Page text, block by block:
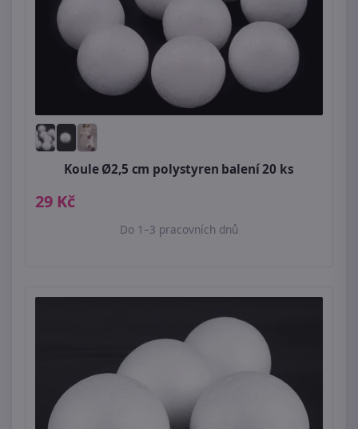
Koule Ø2,5 cm polystyren balení 20 ks
29 Kč
Do 1–3 pracovních dnů